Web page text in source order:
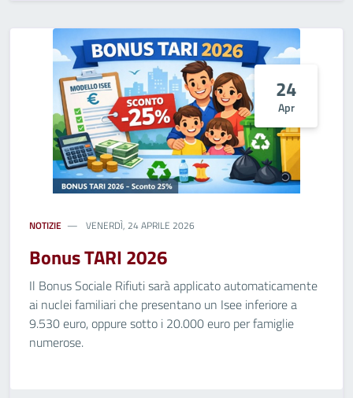
24
Apr
NOTIZIE VENERDÌ, 24 APRILE 2026
Bonus TARI 2026
Il Bonus Sociale Rifiuti sarà applicato automaticamente
ai nuclei familiari che presentano un Isee inferiore a
9.530 euro, oppure sotto i 20.000 euro per famiglie
numerose.